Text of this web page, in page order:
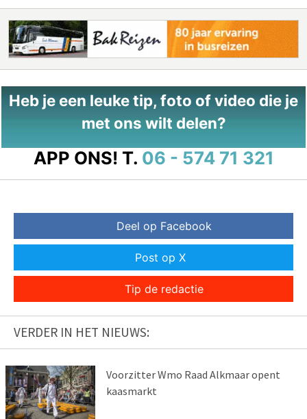
Heb je een leuke tip, foto of video die je
met ons wilt delen?
APP ONS! T. 06 - 574 71 321
Deel op Facebook
Post op X
Tip de redactie
VERDER IN HET NIEUWS:
Voorzitter Wmo Raad Alkmaar opent
kaasmarkt